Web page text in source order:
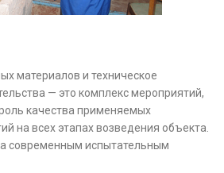
материалов и техническое
— это комплекс мероприятий,
качества применяемых
на всех этапах возведения объекта.
современным испытательным